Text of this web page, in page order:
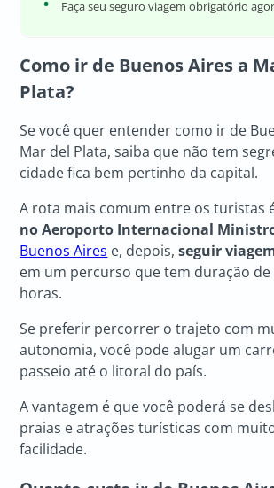
Faça seu seguro viagem obrigatório
Como ir de Buenos Aires a
Plata?
Se você quer entender como ir de
Mar del Plata, saiba que não tem
cidade fica bem pertinho da capital.
A rota mais comum entre os turistas
no Aeroporto Internacional
Buenos Aires e, depois,seguir
em um percurso que tem duração de
horas.
Se preferir percorrer o trajeto com
autonomia, você pode alugar um
passeio até o litoral do país.
A vantagem é que você poderá se
praias e atrações turísticas com
facilidade.